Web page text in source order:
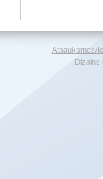
Atsauksmes/
Dizains